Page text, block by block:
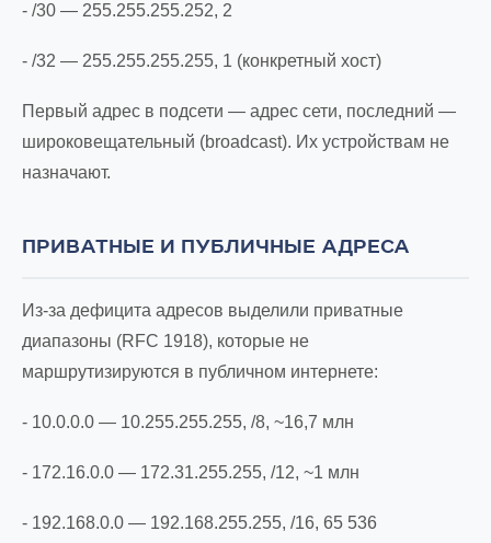
- /30 — 255.255.255.252, 2
- /32 — 255.255.255.255, 1 (конкретный хост)
Первый адрес в подсети — адрес сети, последний —
широковещательный (broadcast). Их устройствам не
назначают.
ПРИВАТНЫЕ И ПУБЛИЧНЫЕ АДРЕСА
Из-за дефицита адресов выделили приватные
диапазоны (RFC 1918), которые не
маршрутизируются в публичном интернете:
- 10.0.0.0 — 10.255.255.255, /8, ~16,7 млн
- 172.16.0.0 — 172.31.255.255, /12, ~1 млн
- 192.168.0.0 — 192.168.255.255, /16, 65 536